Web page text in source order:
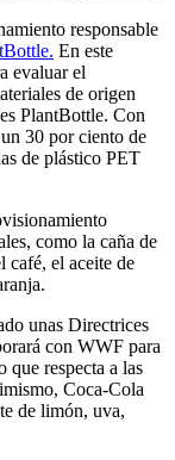
responsable
En este
evaluar el
de origen
PlantBottle. Con
30 por ciento de
de plástico PET
como la caña de
café, el aceite de
unas Directrices
con WWF para
que respecta a las
Coca-Cola
de limón, uva,